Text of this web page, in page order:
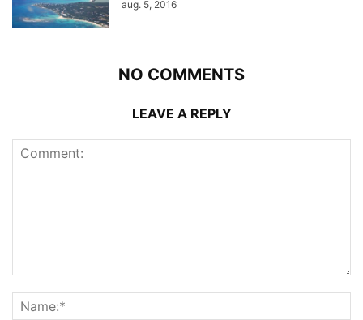
aug. 5, 2016
NO COMMENTS
LEAVE A REPLY